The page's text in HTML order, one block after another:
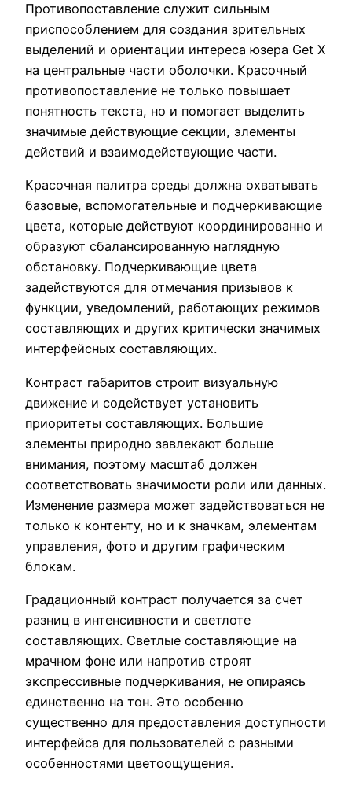
Противопоставление служит сильным
приспособлением для создания зрительных
выделений и ориентации интереса юзера Get X
на центральные части оболочки. Красочный
противопоставление не только повышает
понятность текста, но и помогает выделить
значимые действующие секции, элементы
действий и взаимодействующие части.
Красочная палитра среды должна охватывать
базовые, вспомогательные и подчеркивающие
цвета, которые действуют координированно и
образуют сбалансированную наглядную
обстановку. Подчеркивающие цвета
задействуются для отмечания призывов к
функции, уведомлений, работающих режимов
составляющих и других критически значимых
интерфейсных составляющих.
Контраст габаритов строит визуальную
движение и содействует установить
приоритеты составляющих. Большие
элементы природно завлекают больше
внимания, поэтому масштаб должен
соответствовать значимости роли или данных.
Изменение размера может задействоваться не
только к контенту, но и к значкам, элементам
управления, фото и другим графическим
блокам.
Градационный контраст получается за счет
разниц в интенсивности и светлоте
составляющих. Светлые составляющие на
мрачном фоне или напротив строят
экспрессивные подчеркивания, не опираясь
единственно на тон. Это особенно
существенно для предоставления доступности
интерфейса для пользователей с разными
особенностями цветоощущения.